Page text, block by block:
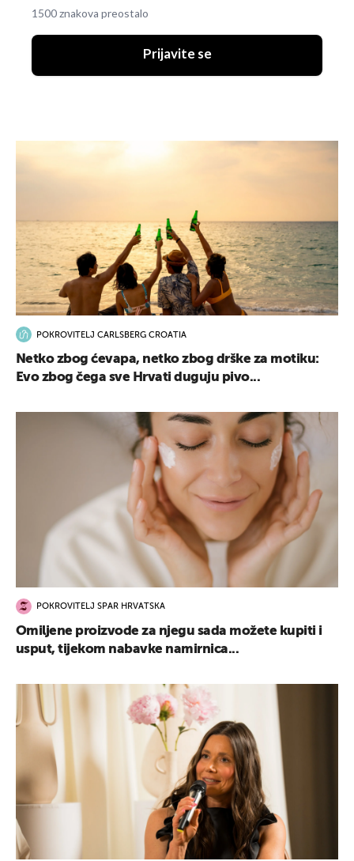
1500 znakova preostalo
Prijavite se
POKROVITELJ CARLSBERG CROATIA
Netko zbog ćevapa, netko zbog drške za motiku:
Evo zbog čega sve Hrvati duguju pivo...
POKROVITELJ SPAR HRVATSKA
Omiljene proizvode za njegu sada možete kupiti i
usput, tijekom nabavke namirnica...